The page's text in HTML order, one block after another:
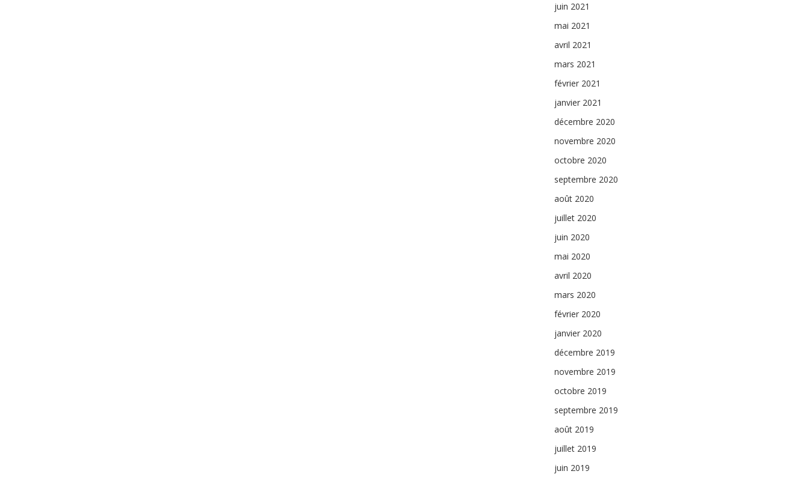
juin 2021
mai 2021
avril 2021
mars 2021
février 2021
janvier 2021
décembre 2020
novembre 2020
octobre 2020
septembre 2020
août 2020
juillet 2020
juin 2020
mai 2020
avril 2020
mars 2020
février 2020
janvier 2020
décembre 2019
novembre 2019
octobre 2019
septembre 2019
août 2019
juillet 2019
juin 2019